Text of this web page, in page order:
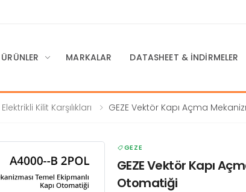
ÜRÜNLER MARKALAR DATASHEET & İNDIRMELER
Kilit Karşılıkları
GEZE Vektör Kapı Açma
GEZE
GEZE Vektör Kapı
Otomatiği